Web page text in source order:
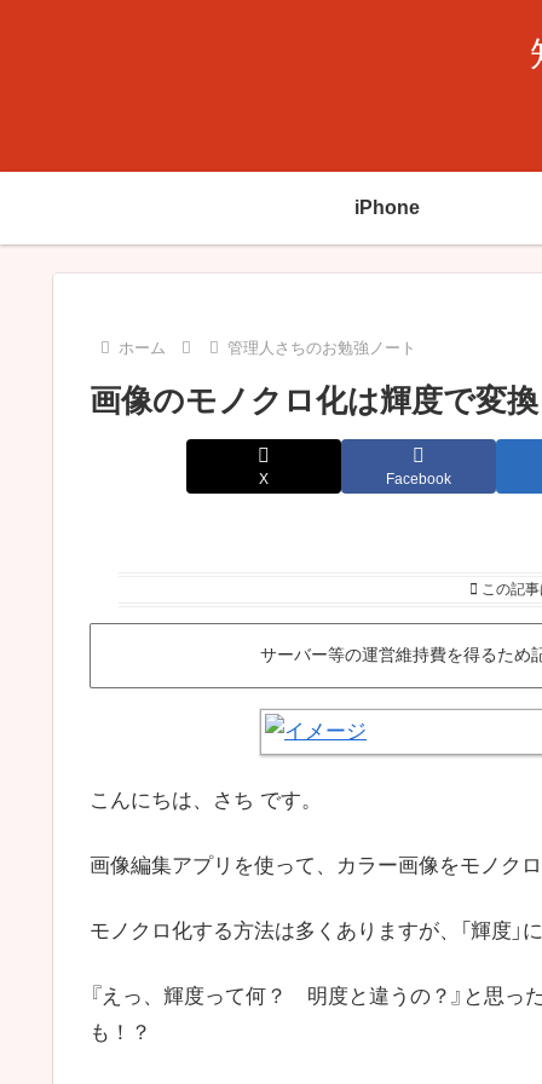
iPhone
ホーム 管理人さちのお勉強ノート
画像のモノクロ化は輝度で変
X Facebook
この記
サーバー等の運営維持費を得るため
こんにちは、さち です。
画像編集アプリを使って、カラー画像をモノク
モノクロ化する方法は多くありますが、「輝度
『えっ、輝度って何？ 明度と違うの？』と思
も！？